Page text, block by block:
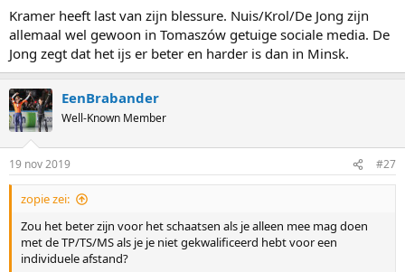
Kramer heeft last van zijn blessure. Nuis/Krol/De Jong zijn
allemaal wel gewoon in Tomaszów getuige sociale media. De
Jong zegt dat het ijs er beter en harder is dan in Minsk.
EenBrabander
Well-Known Member
19 nov 2019 #27
zopie zei:
Zou het beter zijn voor het schaatsen als je alleen mee mag doen
met de TP/TS/MS als je je niet gekwalificeerd hebt voor een
individuele afstand?